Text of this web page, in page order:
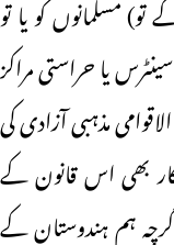
مسلمانوں کو یا تو
یا حراستی مراکز
مذہبی آزادی کی
بھی اس قانون کے
ہم ہندوستان کے